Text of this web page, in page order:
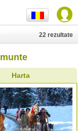
Harta
22 rezultate